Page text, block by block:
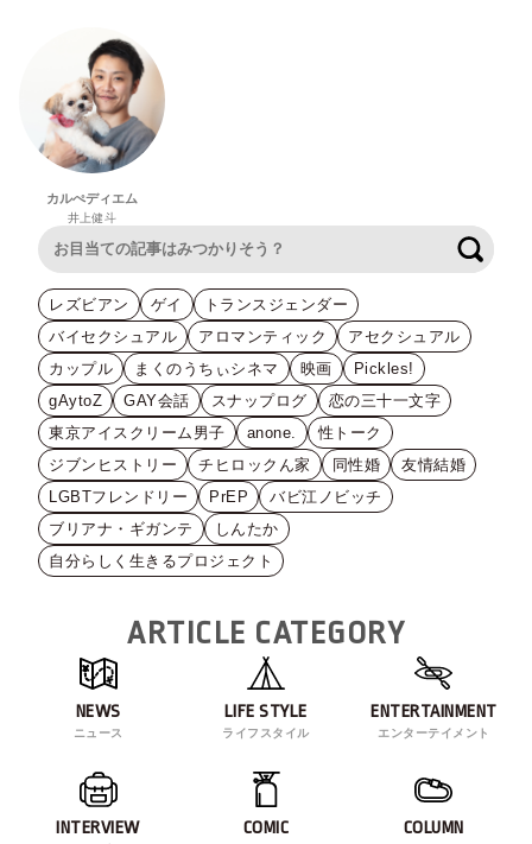
カルぺディエム
井上健斗
レズビアン ゲイ
トランスジェンダー
バイセクシュアル
アロマンティック
アセクシュアル
カップル
まくのうちぃシネマ 映画
Pickles!
gAytoZ
GAY会話 スナップログ
恋の三十一文字
東京アイスクリーム男子
anone.
性トーク
ジブンヒストリー
チヒロックん家 同性婚
友情結婚
LGBTフレンドリー
PrEP
バビ江ノビッチ
ブリアナ・ギガンテ
しんたか
自分らしく生きるプロジェクト
ARTICLE CATEGORY
NEWS
ニュース
LIFE STYLE
ライフスタイル
ENTERTAINMENT
エンターテイメント
INTERVIEW COMIC COLUMN